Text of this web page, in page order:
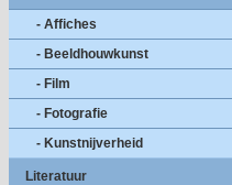
- Affiches
- Beeldhouwkunst
- Film
- Fotografie
- Kunstnijverheid
Literatuur